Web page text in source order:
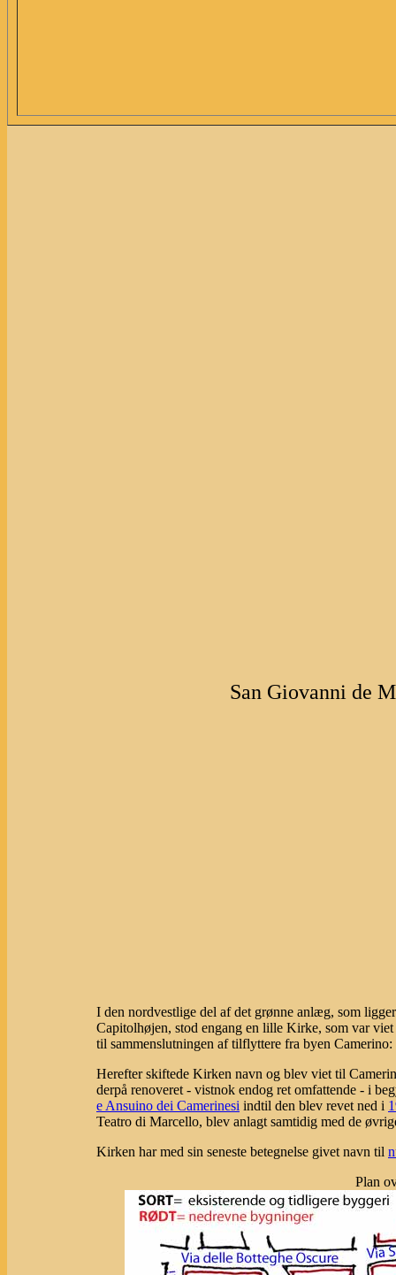
San Giovanni de
I den nordvestlige del af det grønne anlæg, som
Capitolhøjen, stod engang en lille Kirke, som var
til sammenslutningen af tilflyttere fra byen
Herefter skiftede Kirken navn og blev viet til
derpå renoveret - vistnok endog ret omfattende - i
e Ansuino dei Camerinesi indtil den blev revet ned i
Teatro di Marcello, blev anlagt samtidig med de
Kirken har med sin seneste betegnelse givet navn til
Plan